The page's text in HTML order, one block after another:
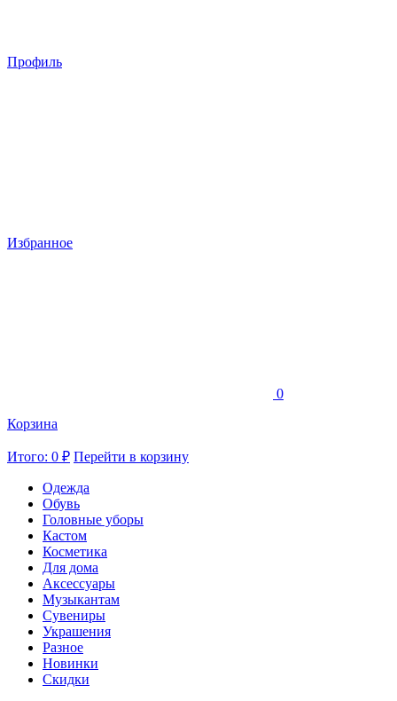
Профиль
Избранное
0
Корзина
Итого: 0 ₽ Перейти в корзину
Одежда
Обувь
Головные уборы
Кастом
Косметика
Для дома
Аксессуары
Музыкантам
Сувениры
Украшения
Разное
Новинки
Скидки